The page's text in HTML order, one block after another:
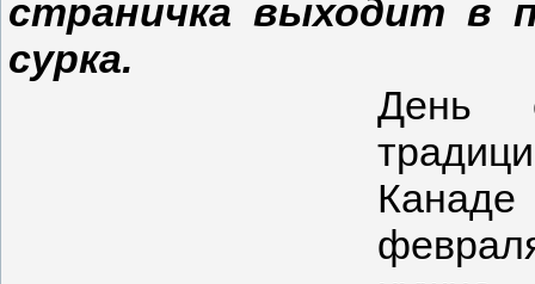
страничка выходит в
сурка.
День